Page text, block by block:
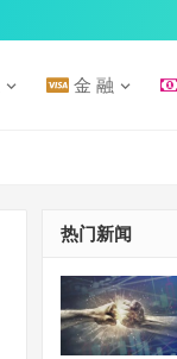
金 融
热门新闻